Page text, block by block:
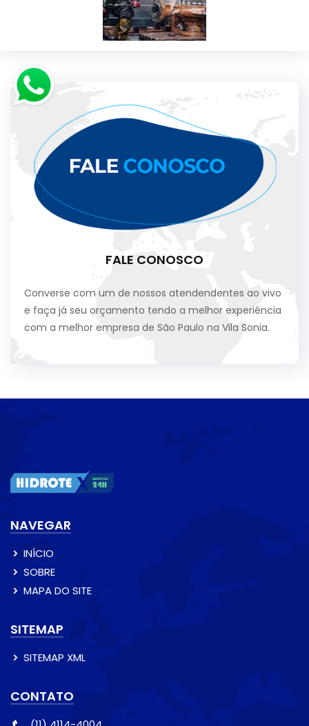
FALE CONOSCO
Converse com um de nossos atendendentes ao vivo
e faça já seu orçamento tendo a melhor experiência
com a melhor empresa de São Paulo na Vila Sonia.
NAVEGAR
INÍCIO
SOBRE
MAPA DO SITE
SITEMAP
SITEMAP XML
CONTATO